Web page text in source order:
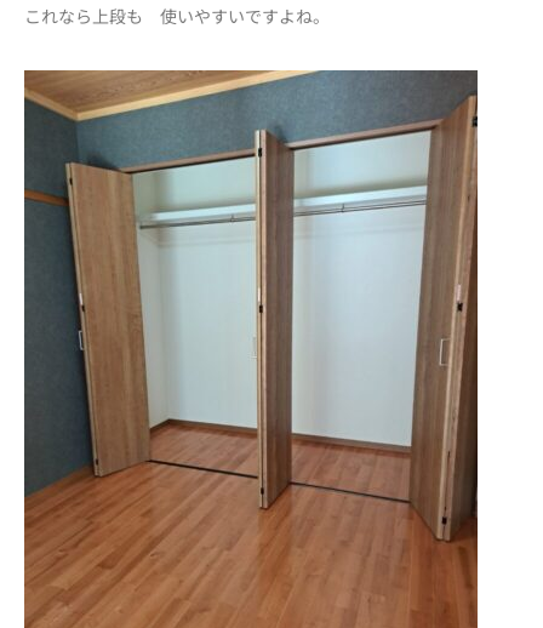
これなら上段も 使いやすいですよね。